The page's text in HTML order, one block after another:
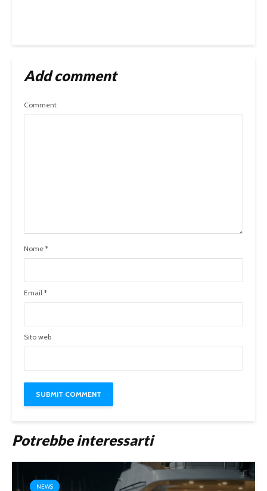
Add comment
Comment
Nome *
Email *
Sito web
Potrebbe interessarti
NEWS